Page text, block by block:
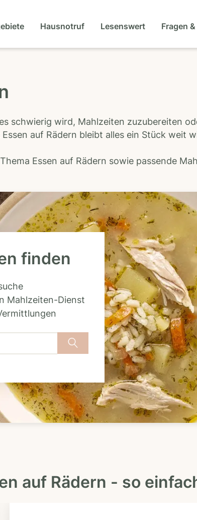
Hausnotruf Lesenswert Fragen
schwierig wird, Mahlzeiten zuzubereiten
auf Rädern bleibt alles ein Stück weit
Essen auf Rädern sowie passende
finden
Mahlzeiten-Dienst
auf Rädern - so